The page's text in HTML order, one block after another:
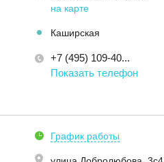
на карте
Каширская
+7 (495) 109-40...
Показать телефон
График работы